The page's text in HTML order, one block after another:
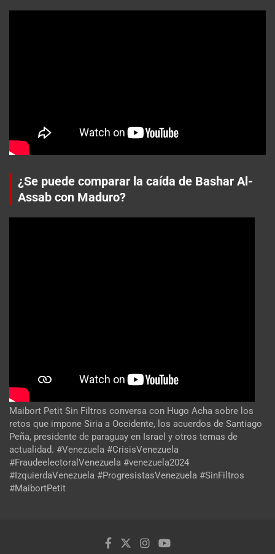
¿Se puede comparar la caída de Bashar Al-
Assab con Maduro?
Maibort Petit Sin Filtros conversa con Hugo Acha sobre los
retos que impone Siria a Occidente, los acuerdos de Santiago
Peña, presidente de paraguay en Israel y otros temas de
actualidad. #Venezuela #CrisisVenezuela
#FraudeelectoralVenezuela #venezuela2024
#IzquierdaVenezuela #ProgresistasVenezuela #SinFiltros
#MaibortPetit